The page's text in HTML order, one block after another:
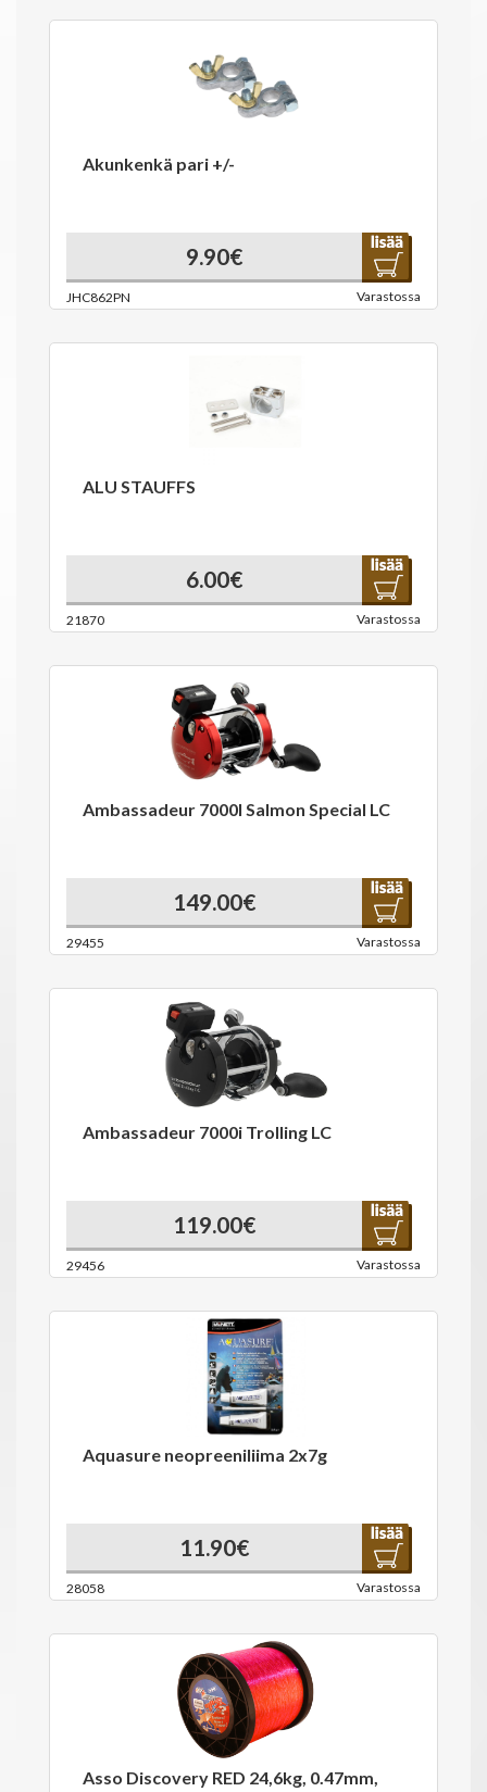
Akunkenkä pari +/-
9.90€
JHC862PN Varastossa
ALU STAUFFS
6.00€
21870 Varastossa
Ambassadeur 7000I Salmon Special LC
149.00€
29455 Varastossa
Ambassadeur 7000i Trolling LC
119.00€
29456 Varastossa
Aquasure neopreeniliima 2x7g
11.90€
28058 Varastossa
Asso Discovery RED 24,6kg, 0.47mm,